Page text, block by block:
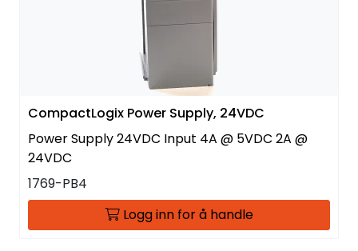
CompactLogix Power Supply, 24VDC
Power Supply 24VDC Input 4A @ 5VDC 2A @
24VDC
1769-PB4
Logg inn for å handle